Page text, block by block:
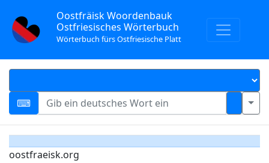
Oostfräisk Woordenbauk
Ostfriesisches Wörterbuch
Wörterbuch fürs Ostfriesische Platt
oostfraeisk.org